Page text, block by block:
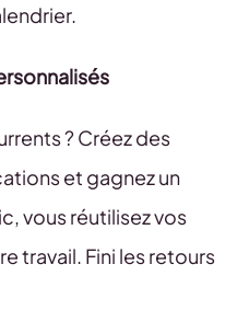
? Créez des
et gagnez un
vous réutilisez vos
travail. Fini les retours